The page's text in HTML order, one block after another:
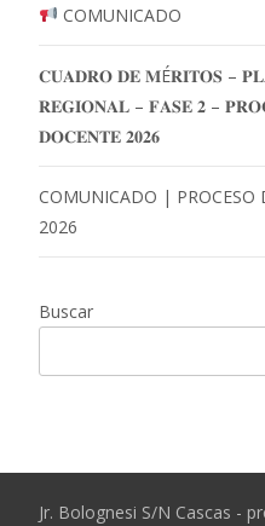
COMUNICADO
𝐂𝐔𝐀𝐃𝐑𝐎 𝐃𝐄 𝐌É𝐑𝐈𝐓𝐎𝐒 –
𝐑𝐄𝐆𝐈𝐎𝐍𝐀𝐋 – 𝐅𝐀𝐒𝐄 𝟐 –
𝐃𝐎𝐂𝐄𝐍𝐓𝐄 𝟐𝟎𝟐𝟔
COMUNICADO | PROCESO
2026
Buscar
Jr. Bolognesi S/N Cascas -